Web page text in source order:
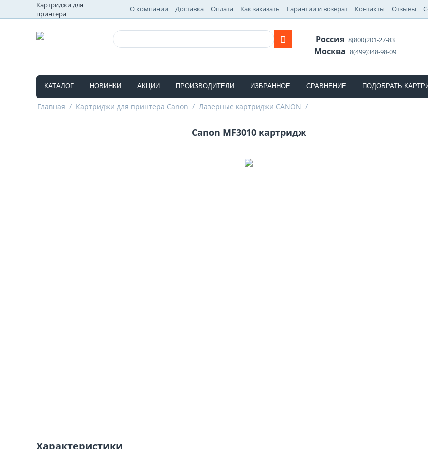
Картриджи для
принтера
О компании Доставка Оплата Как заказать Гарантии и возврат Контакты Отзывы
Россия8(800)201-27-83
Москва8(499)348-98-09
КАТАЛОГ НОВИНКИ АКЦИИ ПРОИЗВОДИТЕЛИ ИЗБРАННОЕ СРАВНЕНИЕ ПОДОБРАТЬ
Главная / Картриджи для принтера Canon / Лазерные картриджи CANON /
Canon MF3010 картридж
Характеристики